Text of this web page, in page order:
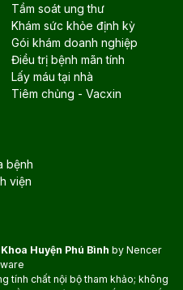
Tầm soát ung thư
Khám sức khỏe định kỳ
Gói khám doanh nghiệp
Điều trị bệnh mãn tính
Lấy máu tại nhà
Tiêm chủng - Vacxin
bệnh
viện
Huyện Phú Bình by Nencer
tính chất nội bộ tham khảo; không